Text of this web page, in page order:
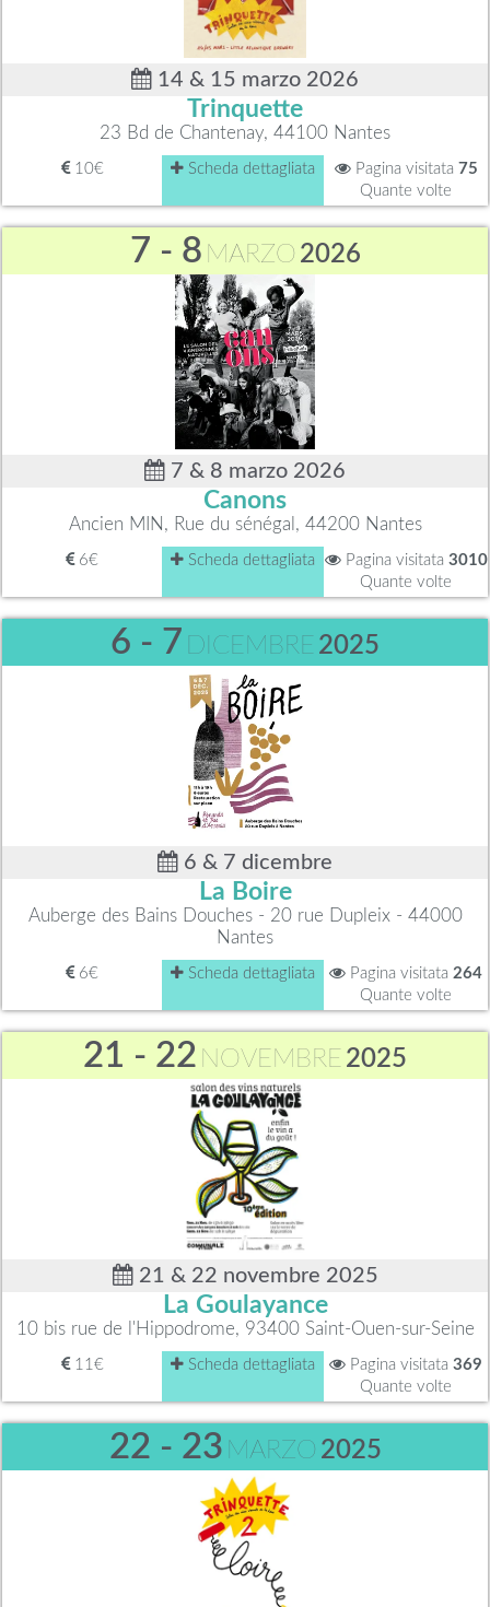
14 & 15 marzo 2026
Trinquette
23 Bd de Chantenay, 44100 Nantes
10€ Scheda dettagliata Pagina visitata 75
Quante volte
7 - 8 MARZO 2026
7 & 8 marzo 2026
Canons
Ancien MIN, Rue du sénégal, 44200 Nantes
6€ Scheda dettagliata Pagina visitata 3010
Quante volte
6 - 7 DICEMBRE 2025
6 & 7 dicembre
La Boire
Auberge des Bains Douches - 20 rue Dupleix - 44000
Nantes
6€ Scheda dettagliata Pagina visitata 264
Quante volte
21 - 22 NOVEMBRE 2025
21 & 22 novembre 2025
La Goulayance
10 bis rue de l'Hippodrome, 93400 Saint-Ouen-sur-Seine
11€ Scheda dettagliata Pagina visitata 369
Quante volte
22 - 23 MARZO 2025